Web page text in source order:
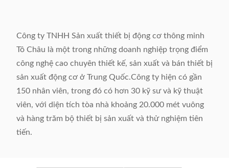
Công ty TNHH Sản xuất thiết bị động cơ thông minh
Tô Châu là một trong những doanh nghiệp trọng điểm
công nghệ cao chuyên thiết kế, sản xuất và bán thiết bị
sản xuất động cơ ở Trung Quốc.Công ty hiện có gần
150 nhân viên, trong đó có hơn 30 kỹ sư và kỹ thuật
viên, với diện tích tòa nhà khoảng 20.000 mét vuông
và hàng trăm bộ thiết bị sản xuất và thử nghiệm tiên
tiến.